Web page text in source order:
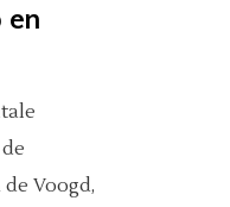
en
Voogd,